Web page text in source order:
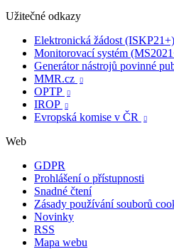
Užitečné odkazy
Elektronická žádost (ISKP21+)
Monitorovací systém
Generátor nástrojů povinné
MMR.cz 
OPTP 
IROP 
Evropská komise v ČR 
Web
GDPR
Prohlášení o přístupnosti
Snadné čtení
Zásady používání souborů
Novinky
RSS
Mapa webu